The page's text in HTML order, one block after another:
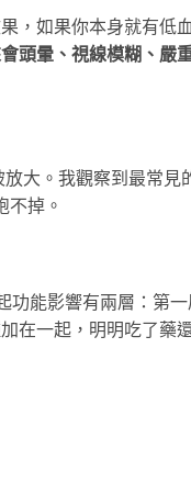
，如果你本身就有低
頭暈、視線模糊、嚴
大。我觀察到最常見
不掉。
功能影響有兩層：第一
在一起，明明吃了藥